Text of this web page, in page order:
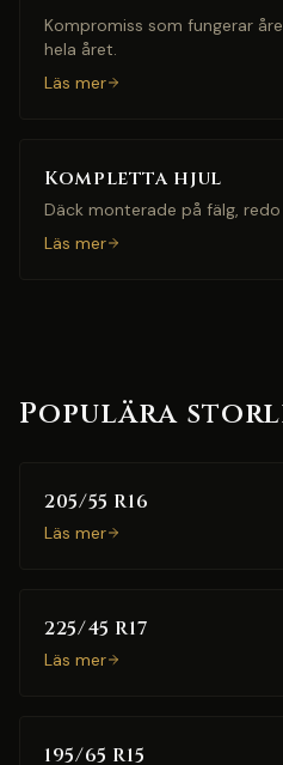
Kompromiss som fungerar
hela året.
Läs mer
Kompletta hjul
Däck monterade på fälg,
Läs mer
Populära
205/55 R16
Läs mer
225/45 R17
Läs mer
195/65 R15